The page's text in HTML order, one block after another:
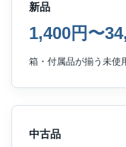
新品
1,400円〜
箱・付属品が揃う未使
中古品